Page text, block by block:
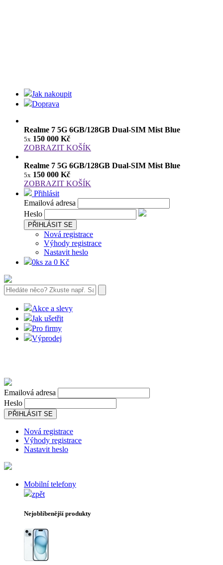
Jak nakoupit
Doprava
Realme 7 5G 6GB/128GB Dual-SIM Mist Blue
5x 150 000 Kč
ZOBRAZIT KOŠÍK
Realme 7 5G 6GB/128GB Dual-SIM Mist Blue
5x 150 000 Kč
ZOBRAZIT KOŠÍK
Přihlásit
Emailová adresa
Heslo
PŘIHLÁSIT SE
Nová registrace
Výhody registrace
Nastavit heslo
0ks za 0 Kč
Akce a slevy
Jak ušetřit
Pro firmy
Výprodej
Emailová adresa
Heslo
PŘIHLÁSIT SE
Nová registrace
Výhody registrace
Nastavit heslo
Mobilní telefony
zpět
Nejoblíbenější produkty